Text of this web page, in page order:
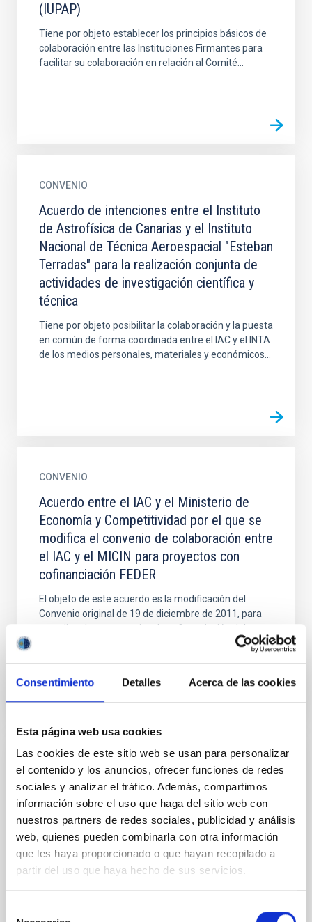
Consentimiento Detalles Acerca de las cookies
Esta página web usa cookies
Las cookies de este sitio web se usan para personalizar
el contenido y los anuncios, ofrecer funciones de redes
sociales y analizar el tráfico. Además, compartimos
información sobre el uso que haga del sitio web con
nuestros partners de redes sociales, publicidad y análisis
web, quienes pueden combinarla con otra información
que les haya proporcionado o que hayan recopilado a
partir del uso que haya hecho de sus servicios.
(IUPAP)
Tiene por objeto establecer los principios básicos de
colaboración entre las Instituciones Firmantes para
facilitar su colaboración en relación al Comité...
CONVENIO
Acuerdo de intenciones entre el Instituto
de Astrofísica de Canarias y el Instituto
Nacional de Técnica Aeroespacial "Esteban
Terradas" para la realización conjunta de
actividades de investigación científica y
técnica
Tiene por objeto posibilitar la colaboración y la puesta
en común de forma coordinada entre el IAC y el INTA
de los medios personales, materiales y económicos...
CONVENIO
Acuerdo entre el IAC y el Ministerio de
Economía y Competitividad por el que se
modifica el convenio de colaboración entre
el IAC y el MICIN para proyectos con
cofinanciación FEDER
El objeto de este acuerdo es la modificación del
Convenio original de 19 de diciembre de 2011, para
actualizar los porcentajes de cofinanciación del
CONVENIO
Adenda 1 modificación Acuerdo de
colaboración entre el IAC y la Universidad
de La Laguna para la cesión temporal de
equipamiento científico-tecnológico
Prórroga del acuerdo de Colaboración entre el IAC y